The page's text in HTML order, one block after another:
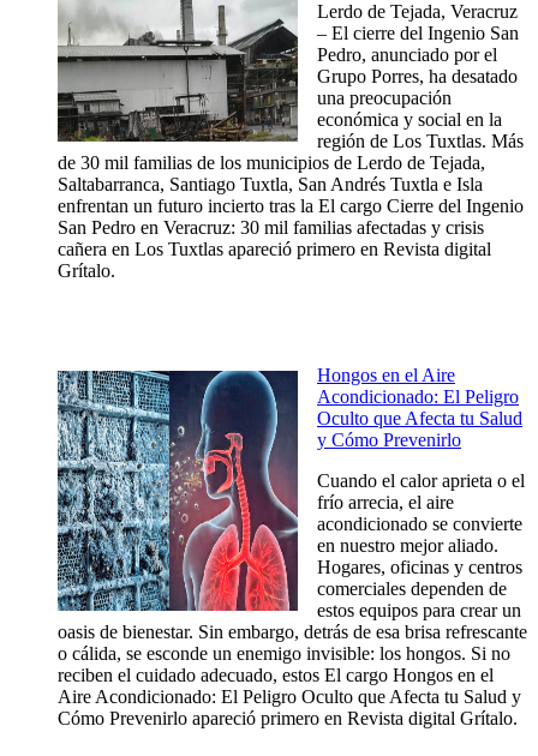
Lerdo de Tejada, Veracruz
– El cierre del Ingenio San
Pedro, anunciado por el
Grupo Porres, ha desatado
una preocupación
económica y social en la
región de Los Tuxtlas. Más
de 30 mil familias de los municipios de Lerdo de Tejada,
Saltabarranca, Santiago Tuxtla, San Andrés Tuxtla e Isla
enfrentan un futuro incierto tras la El cargo Cierre del Ingenio
San Pedro en Veracruz: 30 mil familias afectadas y crisis
cañera en Los Tuxtlas apareció primero en Revista digital
Grítalo.
Hongos en el Aire
Acondicionado: El Peligro
Oculto que Afecta tu Salud
y Cómo Prevenirlo
Cuando el calor aprieta o el
frío arrecia, el aire
acondicionado se convierte
en nuestro mejor aliado.
Hogares, oficinas y centros
comerciales dependen de
estos equipos para crear un
oasis de bienestar. Sin embargo, detrás de esa brisa refrescante
o cálida, se esconde un enemigo invisible: los hongos. Si no
reciben el cuidado adecuado, estos El cargo Hongos en el
Aire Acondicionado: El Peligro Oculto que Afecta tu Salud y
Cómo Prevenirlo apareció primero en Revista digital Grítalo.